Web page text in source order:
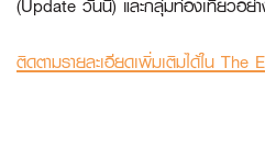
(Update วันนี้) และกลุ่มท่องเที่ยวอย่
ติดตามรายละเอียดเพิ่มเติมได้ใน